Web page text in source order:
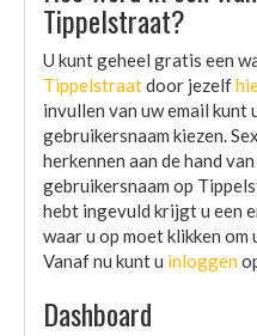
Tippelstraat?
U kunt geheel gratis een
Tippelstraatdoor jezelf
invullen van uw email kunt
gebruikersnaam kiezen.
herkennen aan de hand
gebruikersnaam op
hebt ingevuld krijgt u een
waar u op moet klikken
Vanaf nu kunt u inloggen
Dashboard